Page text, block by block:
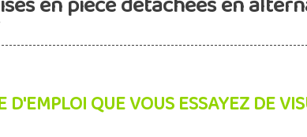
D'EMPLOI QUE VOUS ESSAYEZ DE